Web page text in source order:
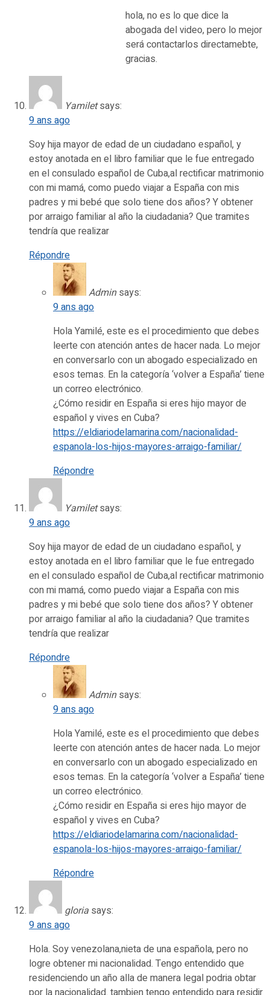
hola, no es lo que dice la
abogada del video, pero lo mejor
será contactarlos directamebte,
gracias.
Yamilet says:
9 ans ago
Soy hija mayor de edad de un ciudadano español, y
estoy anotada en el libro familiar que le fue entregado
en el consulado español de Cuba,al rectificar matrimonio
con mi mamá, como puedo viajar a España con mis
padres y mi bebé que solo tiene dos años? Y obtener
por arraigo familiar al año la ciudadania? Que tramites
tendría que realizar
Répondre
Admin says:
9 ans ago
Hola Yamilé, este es el procedimiento que debes
leerte con atención antes de hacer nada. Lo mejor
en conversarlo con un abogado especializado en
esos temas. En la categoría ‘volver a España’ tiene
un correo electrónico.
¿Cómo residir en España si eres hijo mayor de
español y vives en Cuba?
https://eldiariodelamarina.com/nacionalidad-
espanola-los-hijos-mayores-arraigo-familiar/
Répondre
Yamilet says:
9 ans ago
Soy hija mayor de edad de un ciudadano español, y
estoy anotada en el libro familiar que le fue entregado
en el consulado español de Cuba,al rectificar matrimonio
con mi mamá, como puedo viajar a España con mis
padres y mi bebé que solo tiene dos años? Y obtener
por arraigo familiar al año la ciudadania? Que tramites
tendría que realizar
Répondre
Admin says:
9 ans ago
Hola Yamilé, este es el procedimiento que debes
leerte con atención antes de hacer nada. Lo mejor
en conversarlo con un abogado especializado en
esos temas. En la categoría ‘volver a España’ tiene
un correo electrónico.
¿Cómo residir en España si eres hijo mayor de
español y vives en Cuba?
https://eldiariodelamarina.com/nacionalidad-
espanola-los-hijos-mayores-arraigo-familiar/
Répondre
gloria says:
9 ans ago
Hola. Soy venezolana,nieta de una española, pero no
logre obtener mi nacionalidad. Tengo entendido que
residenciendo un año alla de manera legal podria obtar